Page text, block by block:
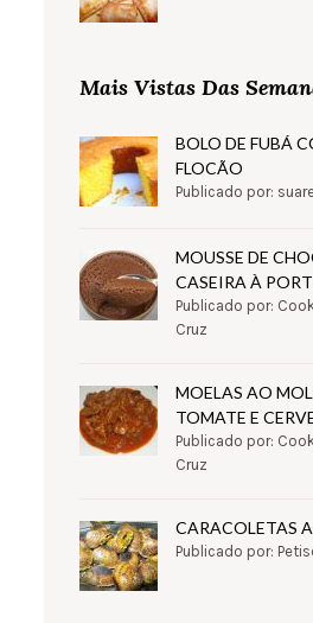
Mais Vistas Das
BOLO DE FUBÁ
FLOCÃO
Publicado por:
MOUSSE DE
CASEIRA À
Publicado por:
Cruz
MOELAS AO
TOMATE E
Publicado por:
Cruz
CARACOLETAS
Publicado por: